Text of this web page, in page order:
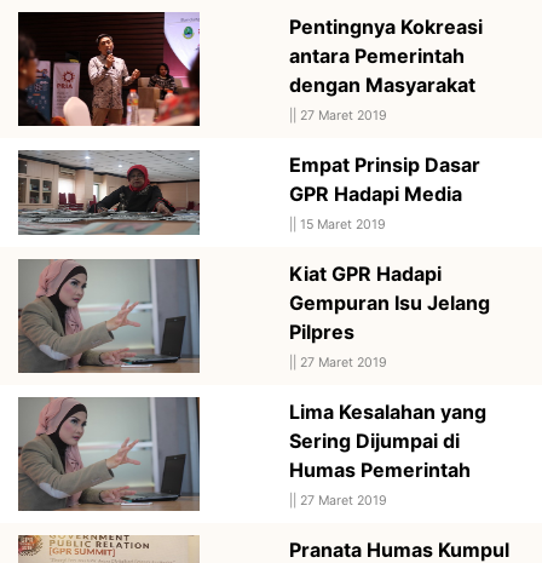
Pentingnya Kokreasi
antara Pemerintah
dengan Masyarakat
27 Maret 2019
Empat Prinsip Dasar
GPR Hadapi Media
15 Maret 2019
Kiat GPR Hadapi
Gempuran Isu Jelang
Pilpres
27 Maret 2019
Lima Kesalahan yang
Sering Dijumpai di
Humas Pemerintah
27 Maret 2019
Pranata Humas Kumpul